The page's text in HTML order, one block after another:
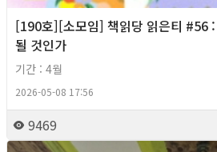
[190호][소모임] 책읽당 읽은티 #56 :
될 것인가
기간 : 4월
2026-05-08 17:56
9469